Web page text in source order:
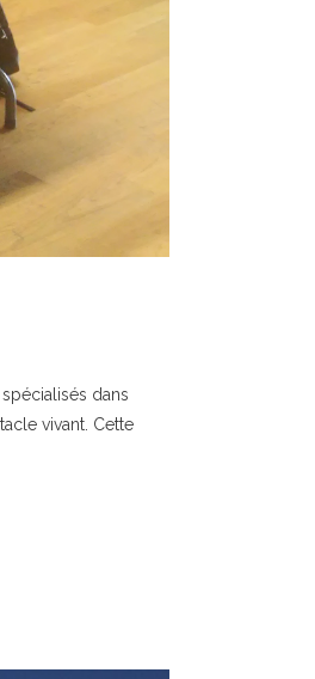
dans
vivant. Cette